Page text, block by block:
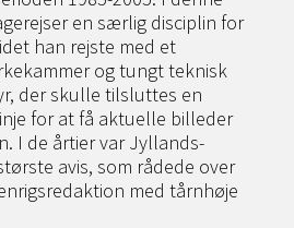
en særlig disciplin for
han rejste med et
og tungt teknisk
der skulle tilsluttes en
for at få aktuelle billeder
I de årtier var Jyllands-
avis, som rådede over
med tårnhøje